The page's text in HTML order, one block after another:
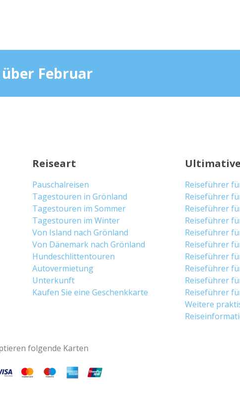
Februar
Reiseart
Pauschalreisen
Tagestouren in Grönland
Tagestouren im Sommer
Tagestouren im Winter
Von Island nach Grönland
Von Dänemark nach Grönland
Hundeschlittentouren
Autovermietung
Unterkunft
Kaufen Sie eine Geschenkkarte
Reiseführer
Reiseführer
Reiseführer
Reiseführer
Reiseführer
Reiseführer
Reiseführer
Reiseführer
Reiseführer
Reiseführer
Weitere
folgende Karten